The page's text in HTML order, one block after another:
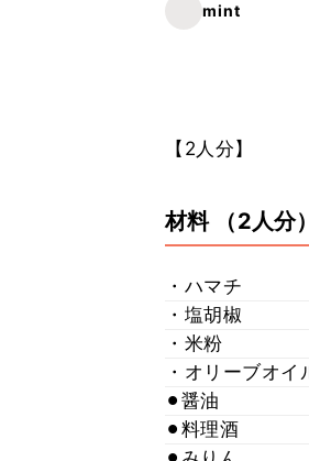
mint
【2人分】
材料 （2人分）
・ハマチ
・塩胡椒
・米粉
・オリーブオイ
⚫︎醤油
⚫︎料理酒